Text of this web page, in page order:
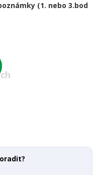
(1. nebo 3.bod